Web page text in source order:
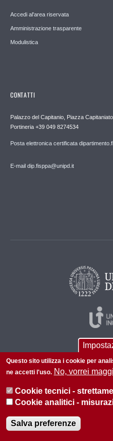
Accedi al'area riservata
Amministrazione trasparente
Modulistica
CONTATTI
Palazzo del Capitanio, Piazza
Portineria +39 049 8274534
Posta elettronica certificata
E-mail dip.fisppa@unipd.it
© 2026 Università di
P.I. 00742430283
Informazioni su
Questo sito utilizza i cookie per
ne accetti l'uso. No, vorrei
Cookie tecnici -
Cookie analitici -
Salva preferenze